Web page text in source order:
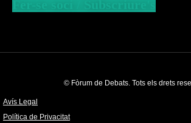
Fer-se soci / Subscriure's
© Fòrum de Debats. Tots els drets
Avís Legal
Política de Privacitat